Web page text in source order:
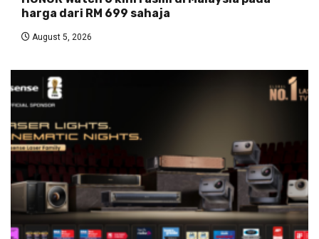
harga dari RM 699 sahaja
August 5, 2026